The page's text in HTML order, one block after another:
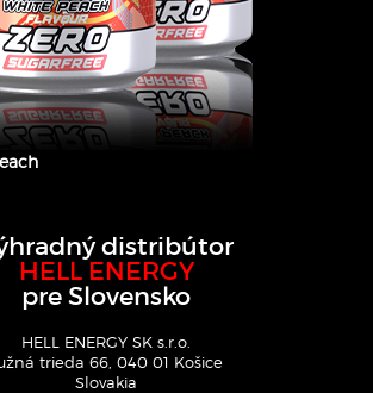
distribútor
HELL ENERGY
pre Slovensko
HELL ENERGY SK s.r.o.
trieda 66, 040 01 Košice
Slovakia